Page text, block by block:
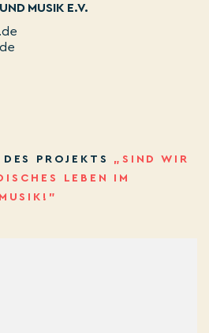
MUSIK E.V.
PROJEKTS „SIND WIR
LEBEN IM